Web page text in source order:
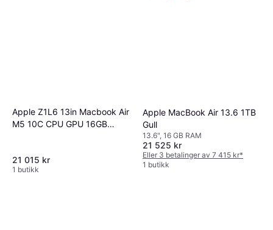
Apple Z1L6 13in Macbook Air
M5 10C CPU GPU 16GB
21 015 kr
1 butikk
Apple MacBook Air 13.6 1TB
Gull
13.6", 16 GB RAM
21 525 kr
Eller 3 betalinger av 7 415 kr*
1 butikk